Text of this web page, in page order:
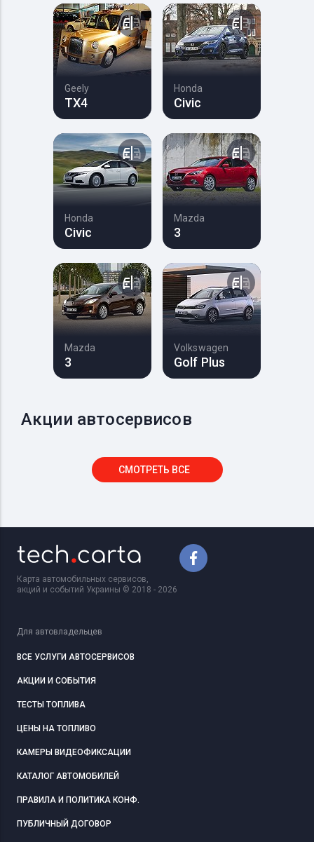
Geely
TX4
Honda
Civic
Honda
Civic
Mazda
3
Mazda
3
Volkswagen
Golf Plus
Акции автосервисов
СМОТРЕТЬ ВСЕ
Карта автомобильных сервисов,
акций и событий Украины © 2018 - 2026
Для автовладельцев
ВСЕ УСЛУГИ АВТОСЕРВИСОВ
АКЦИИ И СОБЫТИЯ
ТЕСТЫ ТОПЛИВА
ЦЕНЫ НА ТОПЛИВО
КАМЕРЫ ВИДЕОФИКСАЦИИ
КАТАЛОГ АВТОМОБИЛЕЙ
ПРАВИЛА И ПОЛИТИКА КОНФ.
ПУБЛИЧНЫЙ ДОГОВОР